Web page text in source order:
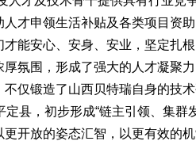
才申领生活补贴及各类项目资
能安心、安身、安业，坚定扎
氛围，形成了强大的人才凝聚
锻造了山西贝特瑞自身的技术
县，初步形成“链主引领、集
开放的姿态汇智，以更有效的